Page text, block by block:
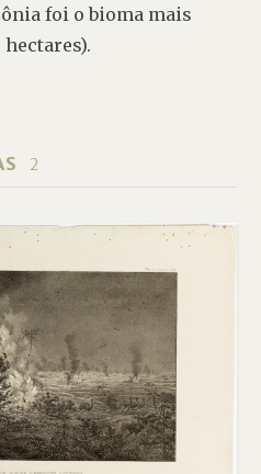
foi o bioma mais
hectares).
2